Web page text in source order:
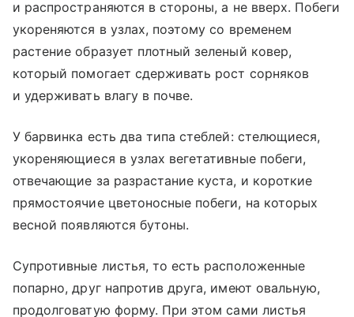
и распространяются в стороны, а не вверх. Побеги
укореняются в узлах, поэтому со временем
растение образует плотный зеленый ковер,
который помогает сдерживать рост сорняков
и удерживать влагу в почве.
У барвинка есть два типа стеблей: стелющиеся,
укореняющиеся в узлах вегетативные побеги,
отвечающие за разрастание куста, и короткие
прямостоячие цветоносные побеги, на которых
весной появляются бутоны.
Супротивные листья, то есть расположенные
попарно, друг напротив друга, имеют овальную,
продолговатую форму. При этом сами листья